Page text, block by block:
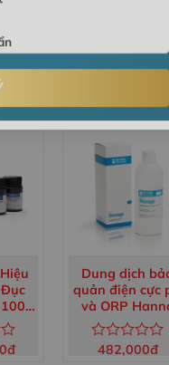
đ
Dung dịch
quản điện cực
và ORP
chai 500ml
HI70300L
Được
482,000đ